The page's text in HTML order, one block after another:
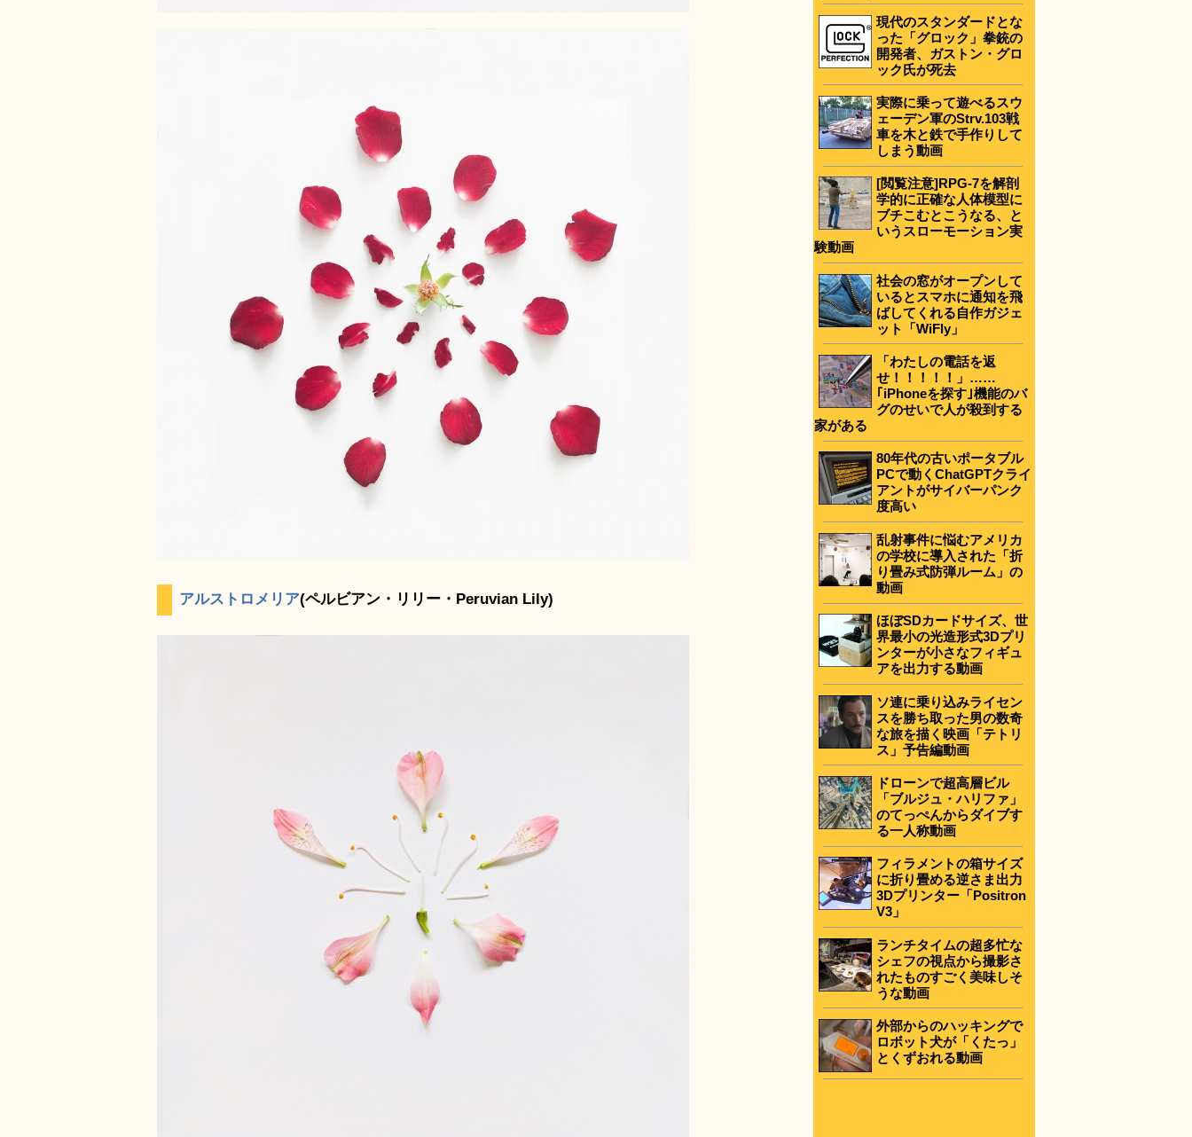
アルストロメリア(ペルビアン・リリー・Peruvian Lily)
現代のスタンダードとな
った「グロック」拳銃の
開発者、ガストン・グロ
ック氏が死去
実際に乗って遊べるスウ
ェーデン軍のStrv.103戦
車を木と鉄で手作りして
しまう動画
[閲覧注意]RPG-7を解剖
学的に正確な人体模型に
ブチこむとこうなる、と
いうスローモーション実
験動画
社会の窓がオープンして
いるとスマホに通知を飛
ばしてくれる自作ガジェ
ット「WiFly」
「わたしの電話を返
せ！！！！！」……
｢iPhoneを探す｣機能のバ
グのせいで人が殺到する
家がある
80年代の古いポータブル
PCで動くChatGPTクライ
アントがサイバーパンク
度高い
乱射事件に悩むアメリカ
の学校に導入された「折
り畳み式防弾ルーム」の
動画
ほぼSDカードサイズ、世
界最小の光造形式3Dプリ
ンターが小さなフィギュ
アを出力する動画
ソ連に乗り込みライセン
スを勝ち取った男の数奇
な旅を描く映画「テトリ
ス」予告編動画
ドローンで超高層ビル
「ブルジュ・ハリファ」
のてっぺんからダイブす
る一人称動画
フィラメントの箱サイズ
に折り畳める逆さま出力
3Dプリンター「Positron
V3」
ランチタイムの超多忙な
シェフの視点から撮影さ
れたものすごく美味しそ
うな動画
外部からのハッキングで
ロボット犬が「くたっ」
とくずおれる動画